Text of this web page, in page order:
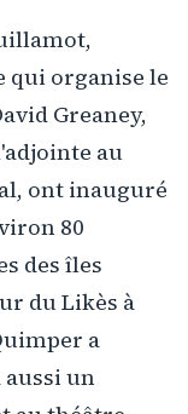
qui organise le
Greaney,
au
ont inauguré
80
des îles
du Likès à
a
un